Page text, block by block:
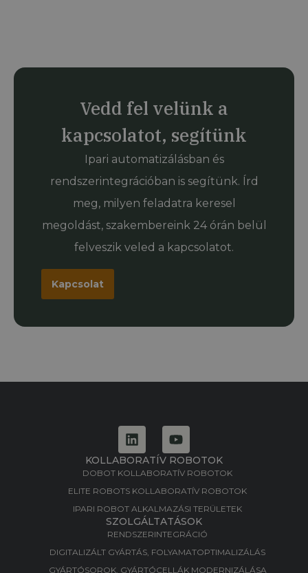
Vedd fel velünk a
kapcsolatot, segítünk
Ipari automatizálásban és
rendszerintegrációban is segítünk. Írd
meg, milyen feladatra keresel
megoldást, szakembereink 24 órán belül
felveszik veled a kapcsolatot.
Kapcsolat
KOLLABORATÍV ROBOTOK
DOBOT KOLLABORATÍV ROBOTOK
ELITE ROBOTS KOLLABORATÍV ROBOTOK
IPARI ROBOT ALKALMAZÁSI TERÜLETEK
SZOLGÁLTATÁSOK
RENDSZERINTEGRÁCIÓ
DIGITALIZÁLT GYÁRTÁS, FOLYAMATOPTIMALIZÁLÁS​
GYÁRTÓSOROK, GYÁRTÓCELLÁK MODERNIZÁLÁSA​